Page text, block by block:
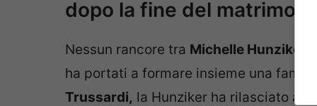
dopo la fine del matrimonio
Nessun rancore tra Michelle Hunziker
ha portati a formare insieme una
Trussardi, la Hunziker ha rilasciato